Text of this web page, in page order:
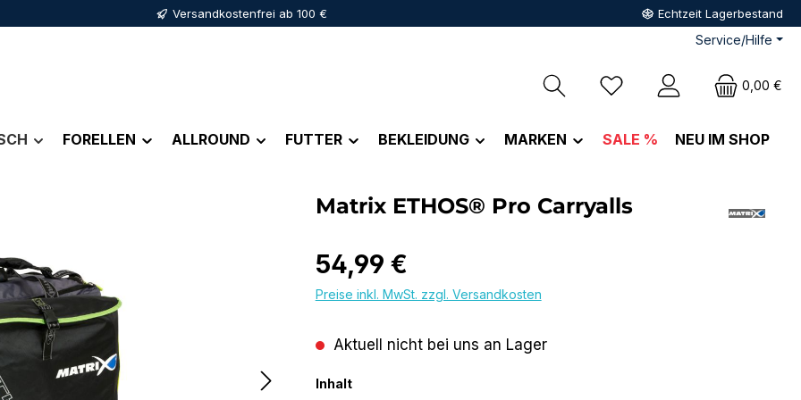
Versandkostenfrei ab 100 € Echtzeit Lagerbestand
Service/Hilfe
Du hast 0 Produkte auf dem
0,00 €
FORELLEN ALLROUND FUTTER BEKLEIDUNG MARKEN SALE % NEU IM SHOP
Matrix ETHOS® Pro Carryalls
Regulärer Preis:
54,99 €
Preise inkl. MwSt. zzgl. Versandkosten
Aktuell nicht bei uns an Lager
Inhaltauswählen